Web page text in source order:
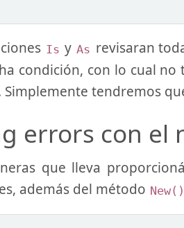
Is y As revisaran
condición, con lo cual
Simplemente tendremos
errors con el
que lleva
además del método New()